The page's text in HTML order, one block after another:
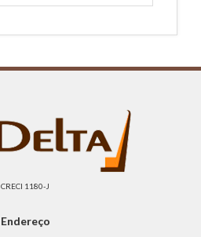
CRECI 1180-J
Endereço